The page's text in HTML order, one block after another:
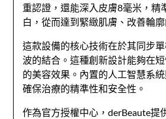
重認證，還能深入皮膚8毫米，精
白，從而達到緊緻肌膚、改善輪廓
這款設備的核心技術在於其同步
波的結合。這種創新設計能夠在
的美容效果。內置的人工智慧系
確保治療的精準性和安全性。
作為官方授權中心，derBeaute提